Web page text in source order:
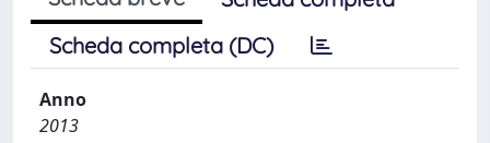
Scheda completa (DC)
Anno
2013